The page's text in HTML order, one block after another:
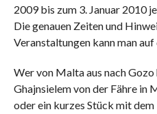
2009 bis zum 3. Januar 2010
Die genauen Zeiten und
Veranstaltungen kann man auf
Wer von Malta aus nach
Ghajnsielem von der Fähre in
oder ein kurzes Stück mit